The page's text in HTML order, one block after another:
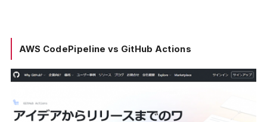
AWS CodePipeline vs GitHub Actions